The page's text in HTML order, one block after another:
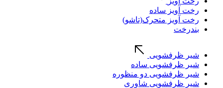
رخت آویز ساده
رخت آویز متحرک(تاشو)
بندرخت
شیر ظرفشویی
شیر ظرفشویی ساده
شیر ظرفشویی دو منظوره
شیر ظرفشویی شاوری